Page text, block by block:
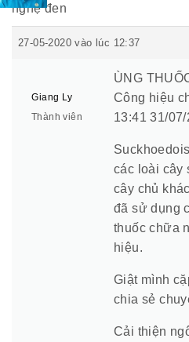
nghệ đen
27-05-2020 vào lúc 12:37
Giang Ly
Thành viên
ÙNG
Công hiệu
13:41 31/
các loài cây
cây chủ
đã sử dụng
thuốc chữa
hiệu.
Giật mình
chia sẻ
Cải thiện